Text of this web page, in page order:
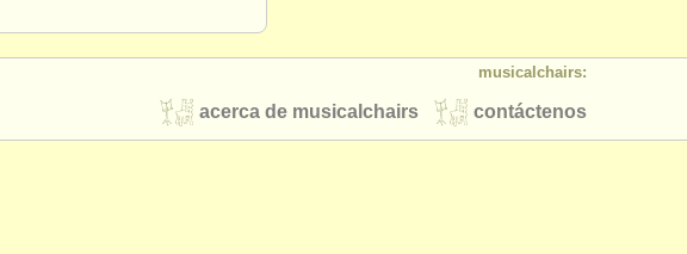
musicalchairs:
contáctenos
acerca de musicalchairs